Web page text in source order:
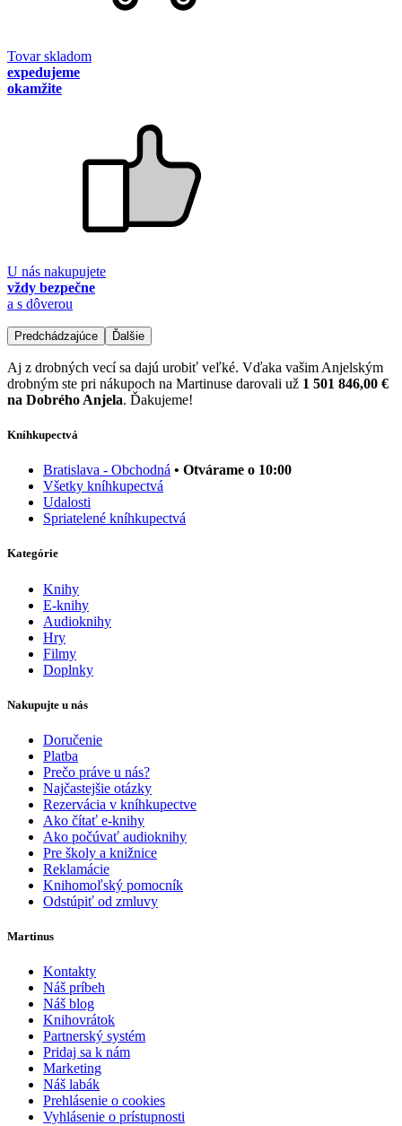
Tovar skladom
expedujeme
okamžite
U nás nakupujete
vždy bezpečne
a s dôverou
Predchádzajúce Ďalšie
Aj z drobných vecí sa dajú urobiť veľké. Vďaka vašim Anjelským
drobným ste pri nákupoch na Martinuse darovali už 1 501 846,00 €
na Dobrého Anjela. Ďakujeme!
Kníhkupectvá
Bratislava - Obchodná • Otvárame o 10:00
Všetky kníhkupectvá
Udalosti
Spriatelené kníhkupectvá
Kategórie
Knihy
E-knihy
Audioknihy
Hry
Filmy
Doplnky
Nakupujte u nás
Doručenie
Platba
Prečo práve u nás?
Najčastejšie otázky
Rezervácia v kníhkupectve
Ako čítať e-knihy
Ako počúvať audioknihy
Pre školy a knižnice
Reklamácie
Knihomoľský pomocník
Odstúpiť od zmluvy
Martinus
Kontakty
Náš príbeh
Náš blog
Knihovrátok
Partnerský systém
Pridaj sa k nám
Marketing
Náš labák
Prehlásenie o cookies
Vyhlásenie o prístupnosti